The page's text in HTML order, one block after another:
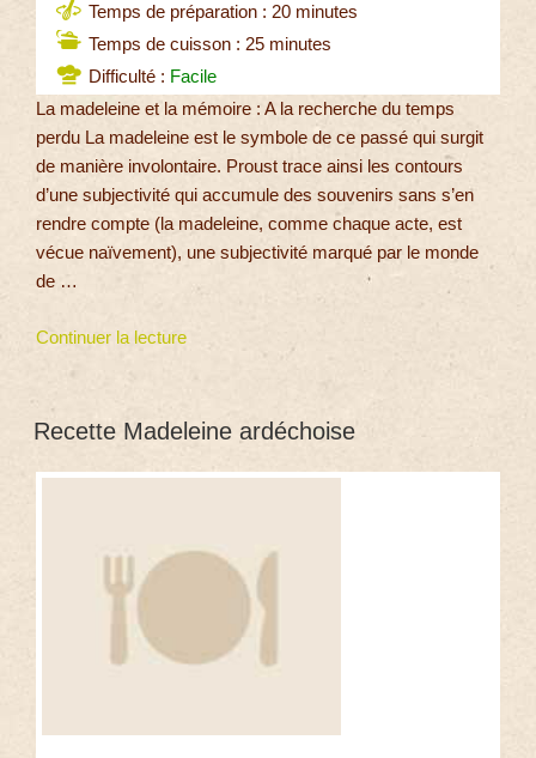
Temps de préparation : 20 minutes
Temps de cuisson : 25 minutes
Difficulté : Facile
La madeleine et la mémoire : A la recherche du temps
perdu La madeleine est le symbole de ce passé qui surgit
de manière involontaire. Proust trace ainsi les contours
d’une subjectivité qui accumule des souvenirs sans s’en
rendre compte (la madeleine, comme chaque acte, est
vécue naïvement), une subjectivité marqué par le monde
de …
Continuer la lecture
Recette Madeleine ardéchoise